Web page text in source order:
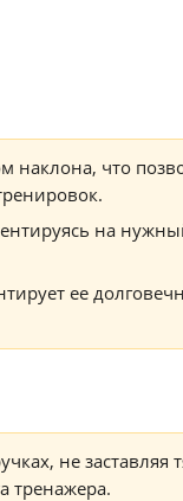
что
на
ее
не заставляя
тренажера.